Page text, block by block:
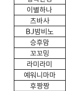
이별하나
츠바사
BJ밤비노
승후맘
꼬꼬밍
라미라미
예워니마마
후짱짱